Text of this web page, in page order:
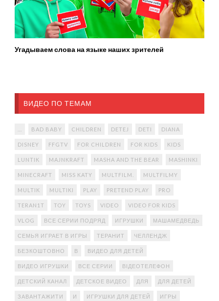
Угадываем слова на языке наших зрителей
ВИДЕО ПО ТЕМАМ
BAD BABY CHILDREN DETEJ DETI DIANA
DISNEY FFGTV FOR CHILDREN FOR KIDS KIDS
LUNTIK MAJNKRAFT MASHA AND THE BEAR MASHINKI
MINECRAFT MISS KATY MULTFILM. MULTFILMY
MULTIK MULTIKI PLAY PRETEND PLAY PRO
TERAN1T TOY TOYS VIDEO VIDEO FOR KIDS
VLOG ВСЕ СЕРИИ ПОДРЯД ИГРУШКИ МАШАМЕДВЕДЬ
СЕМЬЯ ИГРАЕТ В ИГРЫ ТЕРАНИТ ЧЕЛЛЕНДЖ
БЕЗКОШТОВНО В ВИДЕО ДЛЯ ДЕТЕЙ
ВИДЕО ИГРУШКИ ВСЕ СЕРИИ ВІДЕОТЕЛЕФОН
ДЕТСКИЙ КАНАЛ ДЕТСКОЕ ВИДЕО ДЛЯ ДЛЯ ДЕТЕЙ
ЗАВАНТАЖИТИ И ИГРУШКИ ДЛЯ ДЕТЕЙ ИГРЫ